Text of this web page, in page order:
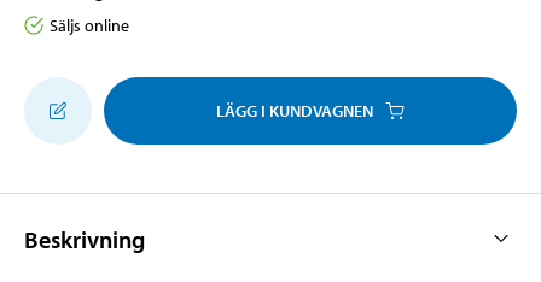
Säljs online
LÄGG I KUNDVAGNEN
Beskrivning